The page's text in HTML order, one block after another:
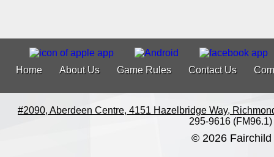
Home About Us Game Rules Contact Us
#2090, Aberdeen Centre, 4151 Hazelbridge Way,
295-9616 (FM96.1)
© 2026 Fairchild